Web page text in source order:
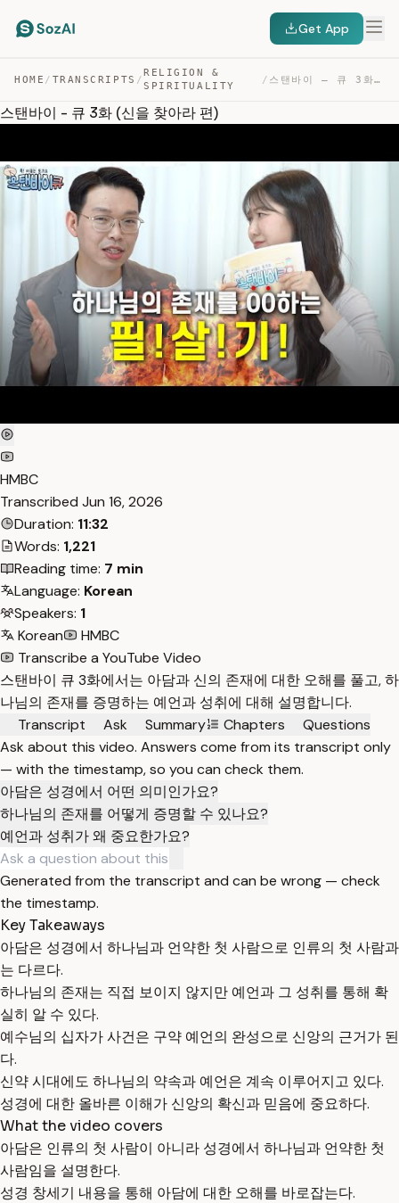
Get App
HOME / TRANSCRIPTS /
RELIGION &
SPIRITUALITY
/ 스탠바이 – 큐 3화 (신을 찾아라 편) — TRANSCRIPT
스탠바이 - 큐 3화 (신을 찾아라 편)
HMBC
Transcribed Jun 16, 2026
Duration: 11:32
Words: 1,221
Reading time: 7 min
Language: Korean
Speakers: 1
Korean
HMBC
Transcribe a YouTube Video
스탠바이 큐 3화에서는 아담과 신의 존재에 대한 오해를 풀고, 하
나님의 존재를 증명하는 예언과 성취에 대해 설명합니다.
Transcript
Ask Summary Chapters
Questions
Ask about this video. Answers come from its transcript only
— with the timestamp, so you can check them.
아담은 성경에서 어떤 의미인가요?
하나님의 존재를 어떻게 증명할 수 있나요?
예언과 성취가 왜 중요한가요?
Generated from the transcript and can be wrong — check
the timestamp.
Key Takeaways
아담은 성경에서 하나님과 언약한 첫 사람으로 인류의 첫 사람과
는 다르다.
하나님의 존재는 직접 보이지 않지만 예언과 그 성취를 통해 확
실히 알 수 있다.
예수님의 십자가 사건은 구약 예언의 완성으로 신앙의 근거가 된
다.
신약 시대에도 하나님의 약속과 예언은 계속 이루어지고 있다.
성경에 대한 올바른 이해가 신앙의 확신과 믿음에 중요하다.
What the video covers
아담은 인류의 첫 사람이 아니라 성경에서 하나님과 언약한 첫
사람임을 설명한다.
성경 창세기 내용을 통해 아담에 대한 오해를 바로잡는다.